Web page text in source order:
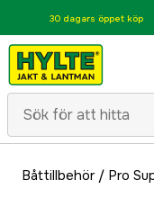
30 dagars öppet köp
Båttillbehör/ Pro